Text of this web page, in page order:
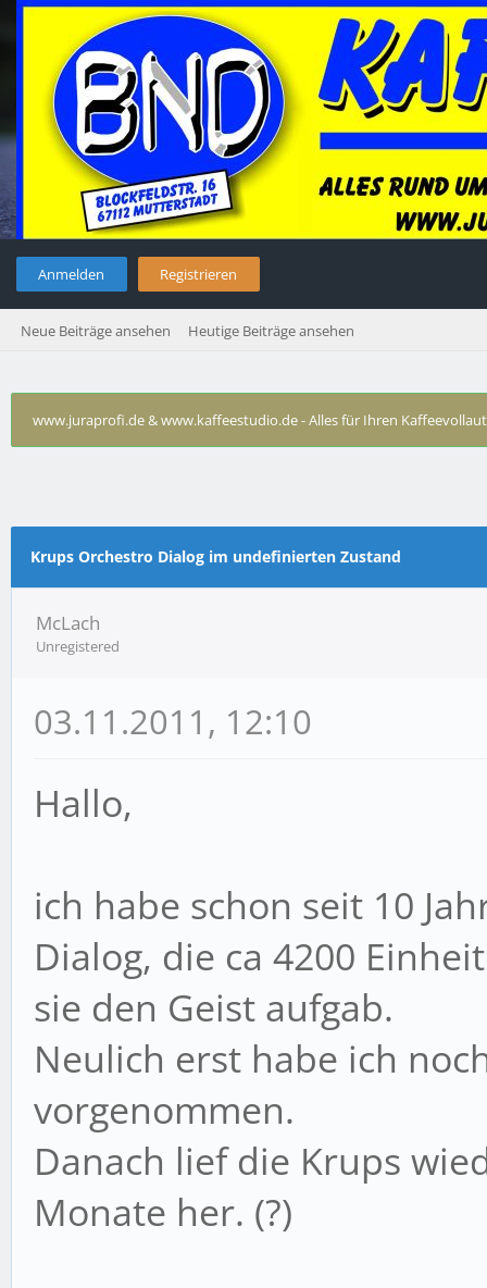
Anmelden Registrieren
Neue Beiträge ansehen Heutige Beiträge ansehen
www.juraprofi.de & www.kaffeestudio.de - Alles für Ihren
Durchschnitt
Krups Orchestro Dialog im undefinierten Zustand
McLach
Unregistered
03.11.2011, 12:10
Hallo,
ich habe schon seit 10
Dialog, die ca 4200
sie den Geist aufgab.
Neulich erst habe ich
vorgenommen.
Danach lief die Krups
Monate her. (?)